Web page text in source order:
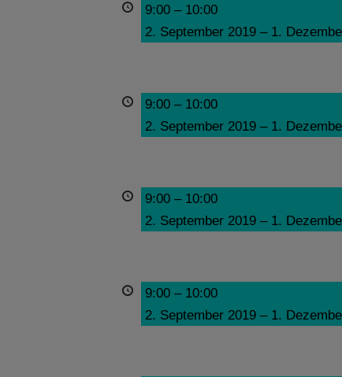
9:00 – 10:00
2. September 2019 – 1.
9:00 – 10:00
2. September 2019 – 1.
9:00 – 10:00
2. September 2019 – 1.
9:00 – 10:00
2. September 2019 – 1.